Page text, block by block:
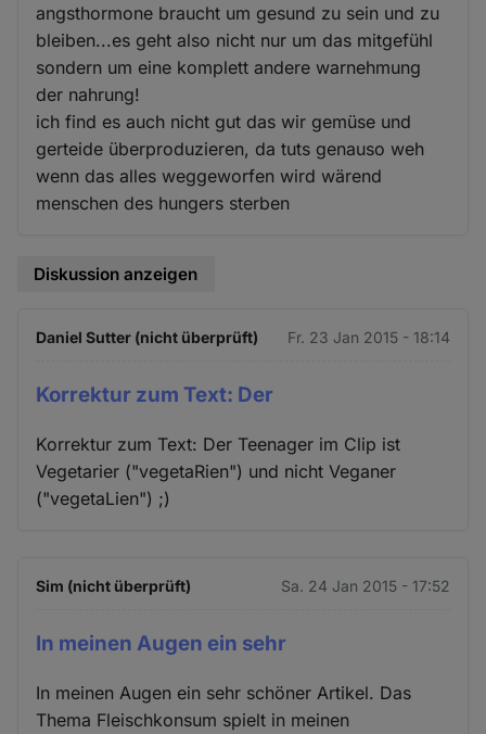
angsthormone braucht um gesund zu sein und zu
bleiben...es geht also nicht nur um das mitgefühl
sondern um eine komplett andere warnehmung
der nahrung!
ich find es auch nicht gut das wir gemüse und
gerteide überproduzieren, da tuts genauso weh
wenn das alles weggeworfen wird wärend
menschen des hungers sterben
Diskussion anzeigen
Daniel Sutter (nicht überprüft) Fr. 23 Jan 2015 - 18:14
Korrektur zum Text: Der
Korrektur zum Text: Der Teenager im Clip ist
Vegetarier ("vegetaRien") und nicht Veganer
("vegetaLien") ;)
Sim (nicht überprüft) Sa. 24 Jan 2015 - 17:52
In meinen Augen ein sehr
In meinen Augen ein sehr schöner Artikel. Das
Thema Fleischkonsum spielt in meinen